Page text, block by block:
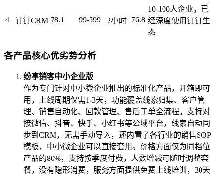
4 钉钉CRM 78.1 99-599 2小时 76.8
10-100人企业，已
经深度使用钉钉生
态
各产品核心优劣势分析
纷享销客中小企业版
作为专门针对中小微企业推出的标准化产品，开箱即可
用，上线周期仅需1-3天，功能覆盖线索归集、客户管
理、销售自动化、回款管理、售后工单全流程，支持对
接微信、抖音、快手、小红书等公域平台，线索自动同
步到CRM，无需手动导入，还内置了各行业的销售SOP
模板，中小微企业可以直接套用。价格方面仅为同档位
产品的80%，支持按季度付费，人数增减可随时调整套
餐，没有隐形消费，服务方面提供免费上线培训，30天